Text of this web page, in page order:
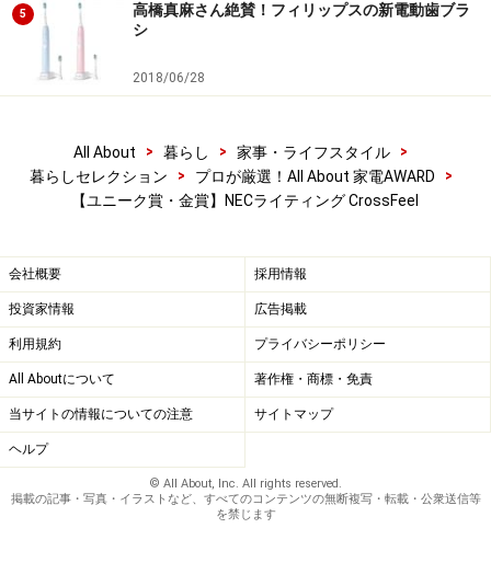
5
高橋真麻さん絶賛！フィリップスの新電動歯ブラ
シ
2018/06/28
All About > 暮らし > 家事・ライフスタイル
>
暮らしセレクション
> プロが厳選！All About 家電AWARD
>
【ユニーク賞・金賞】NECライティング CrossFeel
会社概要 採用情報
投資家情報 広告掲載
利用規約 プライバシーポリシー
All Aboutについて 著作権・商標・免責
当サイトの情報についての注意 サイトマップ
ヘルプ
© All About, Inc. All rights reserved.
掲載の記事・写真・イラストなど、すべてのコンテンツの無断複写・転載・公衆送信等
を禁じます